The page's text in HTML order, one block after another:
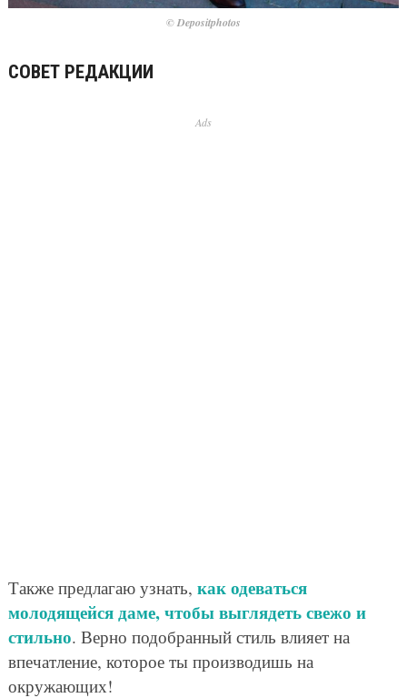
© Depositphotos
СОВЕТ РЕДАКЦИИ
Ads
Также предлагаю узнать, как одеваться
молодящейся даме, чтобы выглядеть свежо и
стильно. Верно подобранный стиль влияет на
впечатление, которое ты производишь на
окружающих!